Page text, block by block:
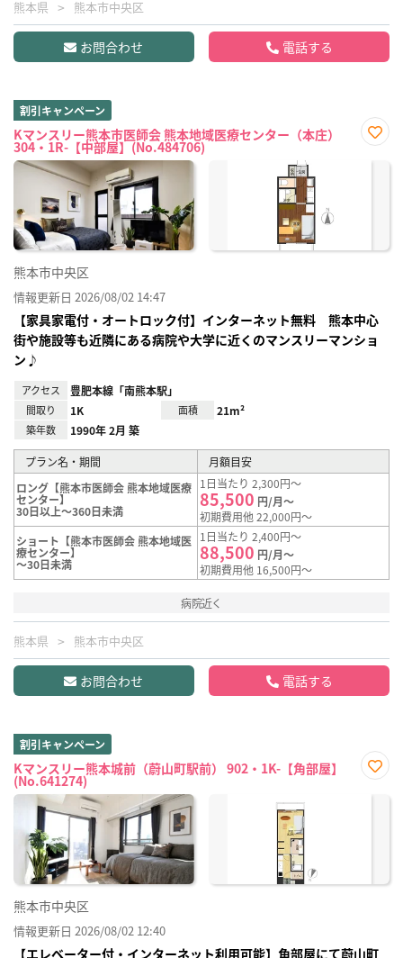
熊本県 熊本市中央区
お問合わせ 電話する
割引キャンペーン
Kマンスリー熊本市医師会 熊本地域医療センター（本庄）
304・1R-【中部屋】(No.484706)
に入
熊本市中央区
情報更新日 2026/08/02 14:47
【家具家電付・オートロック付】インターネット無料 熊本中心
街や施設等も近隣にある病院や大学に近くのマンスリーマンショ
ン♪
アクセス 豊肥本線「南熊本駅」
間取り 1K 面積 21m²
築年数 1990年 2月 築
プラン名・期間
月額目安
ロング【熊本市医師会 熊本地域医療
センター】
30日以上～360日未満
1日当たり 2,300円～
85,500 円/月～
初期費用他 22,000円～
ショート【熊本市医師会 熊本地域医
療センター】
～30日未満
1日当たり 2,400円～
88,500 円/月～
初期費用他 16,500円～
病院近く
熊本県 熊本市中央区
お問合わせ 電話する
割引キャンペーン
Kマンスリー熊本城前（蔚山町駅前） 902・1K-【角部屋】
(No.641274)
に入
熊本市中央区
情報更新日 2026/08/02 12:40
【エレベーター付・インターネット利用可能】角部屋にて蔚山町